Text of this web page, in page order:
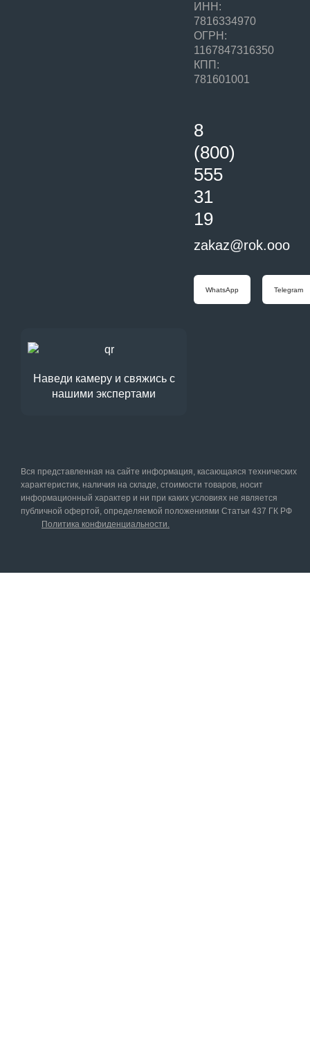
ИНН:
7816334970
ОГРН:
1167847316350
КПП:
781601001
8
(800)
555
31
19
zakaz@rok.ooo
WhatsApp Telegram
Наведи камеру и свяжись с
нашими экспертами
Вся представленная на сайте информация, касающаяся технических
характеристик, наличия на складе, стоимости товаров, носит
информационный характер и ни при каких условиях не является
публичной офертой, определяемой положениями Статьи 437 ГК РФ
Политика конфиденциальности.